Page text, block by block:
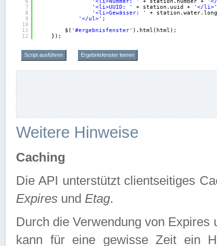
7
8
9
10
11
12
'<li>UUID: '
+ station.uuid +
'</li>'
'<li>Gewässer: '
+
'</ul>' ;
$( '#ergebnisfenster' ).html(html);
});
Script ausführen Ergebnisfenster leeren
Weitere Hinweise
Caching
Die API unterstützt clientseitiges
Expires und Etag.
Durch die Verwendung von
kann für eine gewisse Zeit ein